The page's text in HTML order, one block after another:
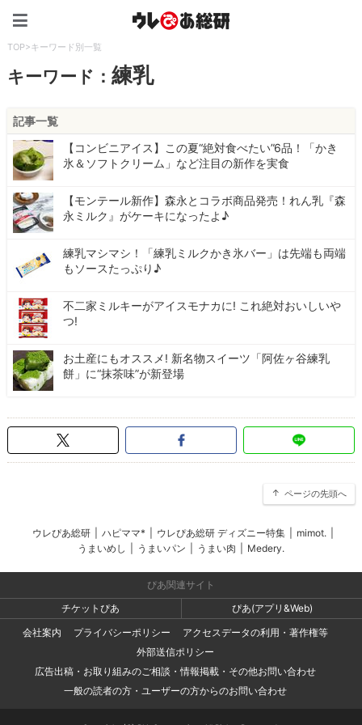
TOP>キーワード別一覧
キーワード：練乳
記事一覧
【コンビニアイス】この夏“絶対食べたい”6品！「かき
氷＆ソフトクリーム」など注目の新作を実食
【モンテール新作】森永とコラボ商品発売！れん乳『森
永ミルク』がケーキになったよ♪
練乳マシマシ！「練乳ミルクかき氷バー」は先端も両端
もソースたっぷり♪
不二家ミルキーがアイスモナカに! これ絶対おいしいや
つ!
お土産にもオススメ! 新名物スイーツ「阿佐ヶ谷練乳
餅」に“抹茶味”が新登場
ページの先頭へ
ウレぴあ総研 ハピママ* ウレぴあ総研 ディズニー特集 mimot.
うまいめし
うまいパン うまい肉 Medery.
ぴあ関連サイト
チケットぴあ
ぴあ(アプリ&Web)
会社案内
プライバシーポリシー
アクセスデータの利用・著作権等
外部送信ポリシー
広告出稿・お取り組みのご相談・情報掲載・その他お問い合わせ
一般の読者の方・ユーザーの方からのお問い合わせ